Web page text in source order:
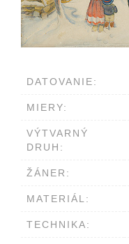
DATOVANIE:
MIERY:
VÝTVARNÝ
DRUH:
ŽÁNER:
MATERIÁL:
TECHNIKA: